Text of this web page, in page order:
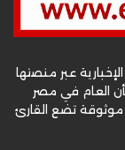
عبر منصتها
العام في مصر
موثوقة تضع القارئ